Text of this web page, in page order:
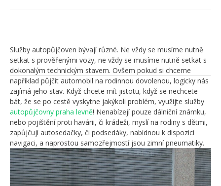
Služby autopůjčoven bývají různé. Ne vždy se musíme nutně
setkat s prověřenými vozy, ne vždy se musíme nutně setkat s
dokonalým technickým stavem. Ovšem pokud si chceme
například půjčit automobil na rodinnou dovolenou, logicky nás
zajímá jeho stav. Když chcete mít jistotu, když se nechcete
bát, že se po cestě vyskytne jakýkoli problém, využijte služby
autopůjčovny praha levně! Nenabízejí pouze dálniční známku,
nebo pojištění proti havárii, či krádeži, myslí na rodiny s dětmi,
zapůjčují autosedačky, či podsedáky, nabídnou k dispozici
navigaci, a naprostou samozřejmostí jsou zimní pneumatiky.